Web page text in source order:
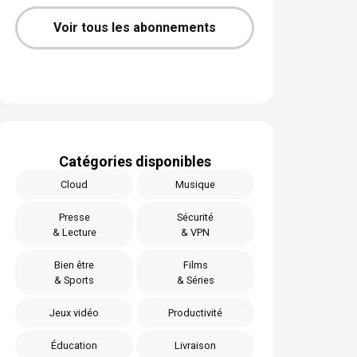
Voir tous les abonnements
Catégories disponibles
Cloud Musique
Presse
& Lecture
Sécurité
& VPN
Bien être
& Sports
Films
& Séries
Jeux vidéo Productivité
Éducation Livraison